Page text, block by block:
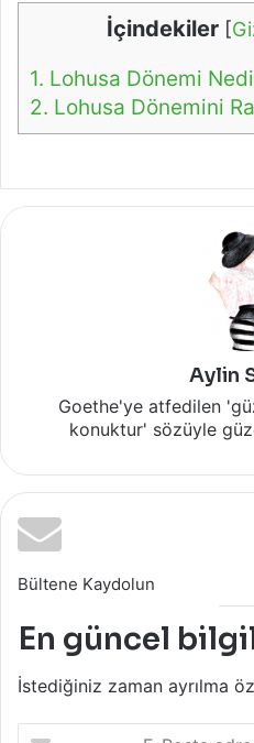
İçindekiler [
1. Lohusa Dönemi
2. Lohusa Dönemini
Aylin
Goethe'ye atfedilen
konuktur' sözüyle
Bültene Kaydolun
En güncel
İstediğiniz zaman ayrılma